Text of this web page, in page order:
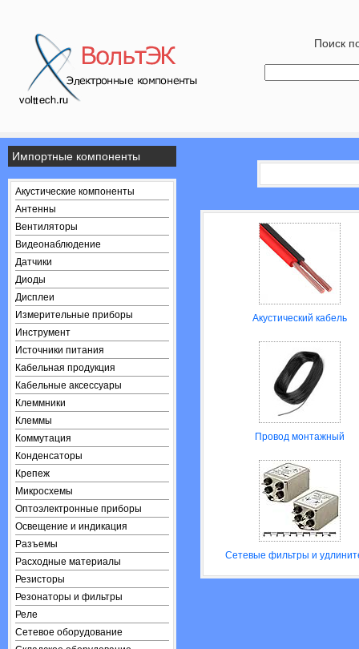
Поиск
Импортные компоненты
Акустические компоненты
Антенны
Вентиляторы
Видеонаблюдение
Датчики
Диоды
Дисплеи
Измерительные приборы
Инструмент
Источники питания
Кабельная продукция
Кабельные аксессуары
Клеммники
Клеммы
Коммутация
Конденсаторы
Крепеж
Микросхемы
Оптоэлектронные приборы
Освещение и индикация
Разъемы
Расходные материалы
Резисторы
Резонаторы и фильтры
Реле
Сетевое оборудование
Акустический кабель
Провод монтажный
Сетевые фильтры и